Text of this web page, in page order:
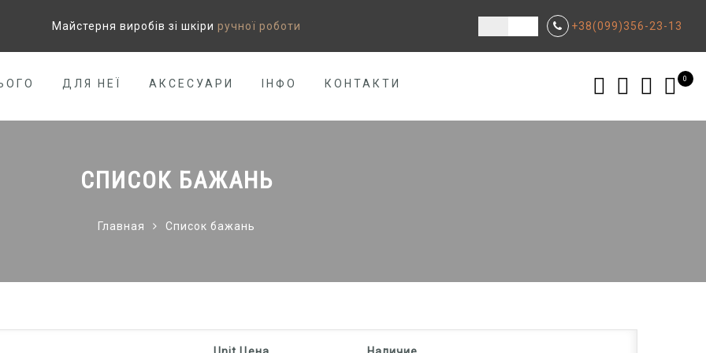
Майстерня виробів зі шкіри ручної роботи +38(099)356-23-13
ДЛЯ НЕЇ АКСЕСУАРИ ІНФО КОНТАКТИ 0
СПИСОК БАЖАНЬ
Главная Список бажань